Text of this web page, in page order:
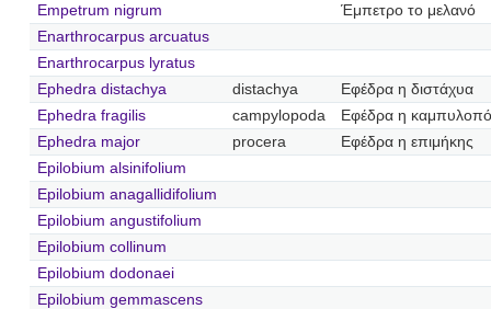
Empetrum nigrum
Έμπετρο το μελανό
Enarthrocarpus arcuatus
Enarthrocarpus lyratus
Ephedra distachya
distachya
Εφέδρα η διστάχυα
Ephedra fragilis
campylopoda
Εφέδρα η
Ephedra major
procera
Εφέδρα η επιμήκης
Epilobium alsinifolium
Epilobium anagallidifolium
Epilobium angustifolium
Epilobium collinum
Epilobium dodonaei
Epilobium gemmascens